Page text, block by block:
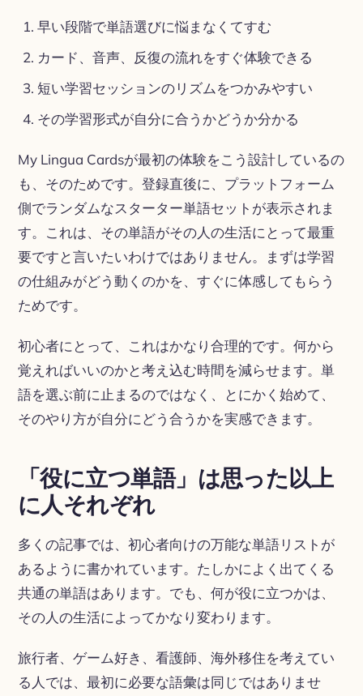
早い段階で単語選びに悩まなくてすむ
カード、音声、反復の流れをすぐ体験できる
短い学習セッションのリズムをつかみやすい
その学習形式が自分に合うかどうか分かる
My Lingua Cardsが最初の体験をこう設計しているの
も、そのためです。登録直後に、プラットフォーム
側でランダムなスターター単語セットが表示されま
す。これは、その単語がその人の生活にとって最重
要ですと言いたいわけではありません。まずは学習
の仕組みがどう動くのかを、すぐに体感してもらう
ためです。
初心者にとって、これはかなり合理的です。何から
覚えればいいのかと考え込む時間を減らせます。単
語を選ぶ前に止まるのではなく、とにかく始めて、
そのやり方が自分にどう合うかを実感できます。
「役に立つ単語」は思った以上
に人それぞれ
多くの記事では、初心者向けの万能な単語リストが
あるように書かれています。たしかによく出てくる
共通の単語はあります。でも、何が役に立つかは、
その人の生活によってかなり変わります。
旅行者、ゲーム好き、看護師、海外移住を考えてい
る人では、最初に必要な語彙は同じではありませ